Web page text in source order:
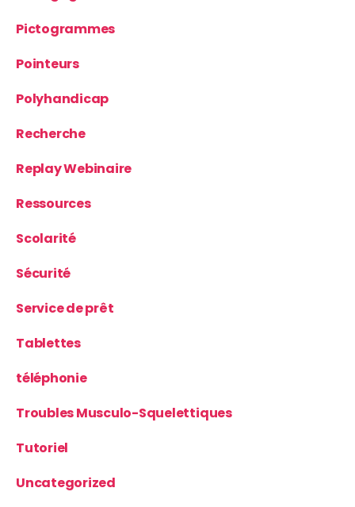
Pictogrammes
Pointeurs
Polyhandicap
Recherche
Replay Webinaire
Ressources
Scolarité
Sécurité
Service de prêt
Tablettes
téléphonie
Troubles Musculo-Squelettiques
Tutoriel
Uncategorized